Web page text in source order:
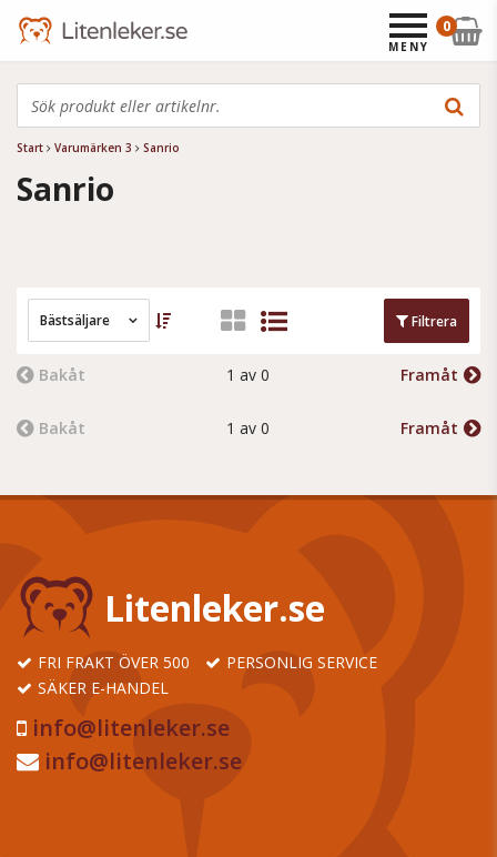
Start Varumärken 3 Sanrio
Sanrio
Bästsäljare Filtrera
Bakåt 1 av 0 Framåt
Bakåt 1 av 0 Framåt
Litenleker.se
FRI FRAKT ÖVER 500
PERSONLIG SERVICE
SÄKER E-HANDEL
info@litenleker.se
info@litenleker.se
0
MENY